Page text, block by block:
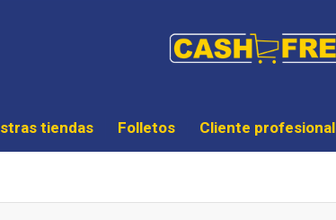
tiendas Folletos Cliente profesional